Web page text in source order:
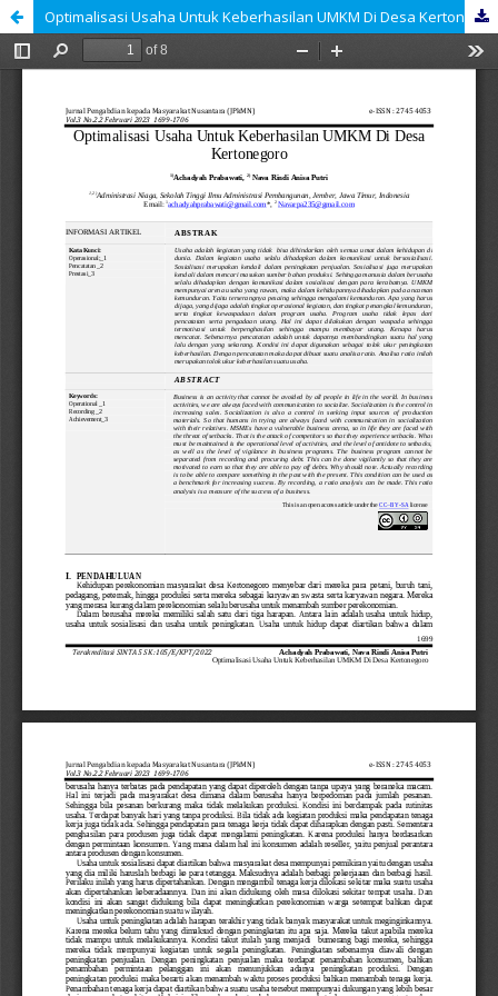
Optimalisasi Usaha Untuk Keberhasilan UMKM Di Desa Kertonegoro